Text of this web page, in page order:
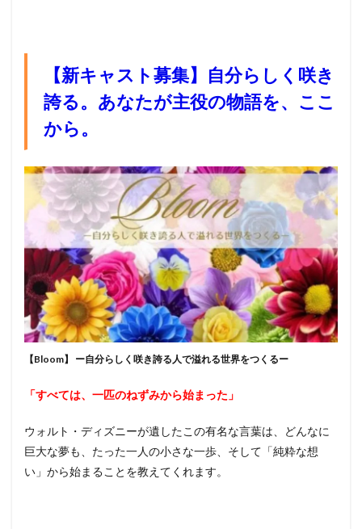
【新キャスト募集】自分らしく咲き
誇る。あなたが主役の物語を、ここ
から。
【Bloom】 ー自分らしく咲き誇る人で溢れる世界をつくるー
「すべては、一匹のねずみから始まった」
ウォルト・ディズニーが遺したこの有名な言葉は、どんなに
巨大な夢も、たった一人の小さな一歩、そして「純粋な想
い」から始まることを教えてくれます。